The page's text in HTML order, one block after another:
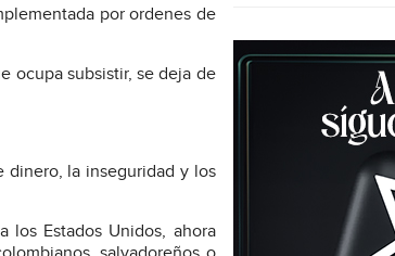
por ordenes de
ocupa subsistir, se deja de
dinero, la inseguridad y los
los Estados Unidos, ahora